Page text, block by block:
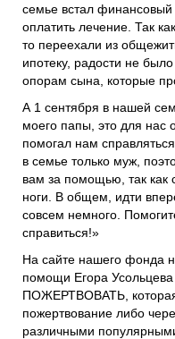
семье встал финансовый
оплатить лечение. Так
то переехали из
ипотеку, радости не
опорам сына, которые
А 1 сентября в нашей
моего папы, это для нас
помогал нам
в семье только муж,
вам за помощью, так как
ноги. В общем, идти
совсем немного.
справиться!»
На сайте нашего фонда
помощи Егора Усольцева
ПОЖЕРТВОВАТЬ, которая
пожертвование либо
различными